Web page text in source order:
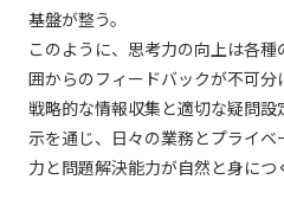
基盤が整う。
このように、思考力の向上は各
囲からのフィードバックが不可分
戦略的な情報収集と適切な疑問
示を通じ、日々の業務とプライ
力と問題解決能力が自然と身につ